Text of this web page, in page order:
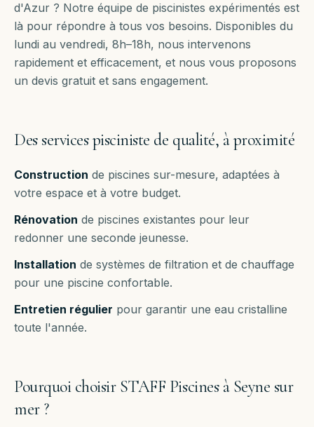
d'Azur ? Notre équipe de piscinistes expérimentés est
là pour répondre à tous vos besoins. Disponibles du
lundi au vendredi, 8h–18h, nous intervenons
rapidement et efficacement, et nous vous proposons
un devis gratuit et sans engagement.
Des services pisciniste de qualité, à proximité
Construction de piscines sur-mesure, adaptées à
votre espace et à votre budget.
Rénovation de piscines existantes pour leur
redonner une seconde jeunesse.
Installation de systèmes de filtration et de chauffage
pour une piscine confortable.
Entretien régulier pour garantir une eau cristalline
toute l'année.
Pourquoi choisir STAFF Piscines à Seyne sur
mer?